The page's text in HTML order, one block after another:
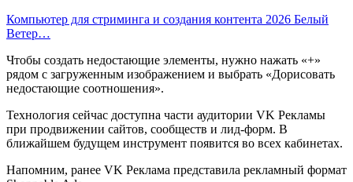
Компьютер для стриминга и создания контента 2026 Белый
Ветер…
Чтобы создать недостающие элементы, нужно нажать «+»
рядом с загруженным изображением и выбрать «Дорисовать
недостающие соотношения».
Технология сейчас доступна части аудитории VK Рекламы
при продвижении сайтов, сообществ и лид-форм. В
ближайшем будущем инструмент появится во всех кабинетах.
Напомним, ранее VK Реклама представила рекламный формат